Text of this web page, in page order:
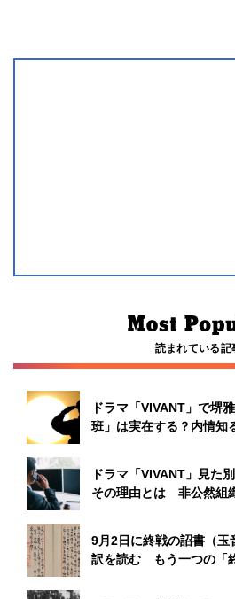
読まれている記
ドラマ「VIVANT」で堺
班」は実在する？内情知
ドラマ「VIVANT」見た
その理由とは 非公然組
9月2日に終戦の詔書（玉
訳を読む もう一つの「